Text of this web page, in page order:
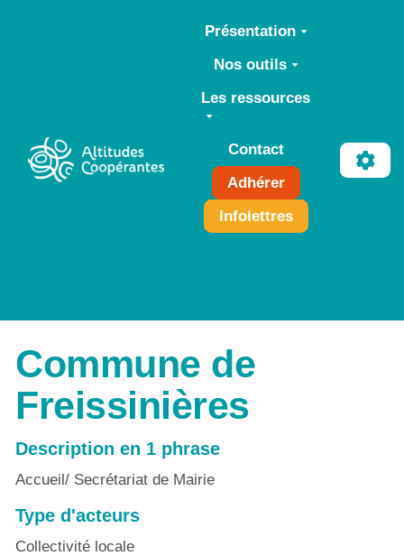
Aller au contenu principal
Présentation
Nos outils
Les ressources
Contact
Adhérer
Infolettres
Commune de
Freissinières
Description en 1 phrase
Accueil/ Secrétariat de Mairie
Type d'acteurs
Collectivité locale